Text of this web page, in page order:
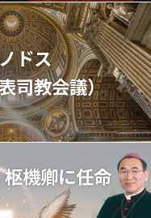
ドス
司教会議）
機卿に任命